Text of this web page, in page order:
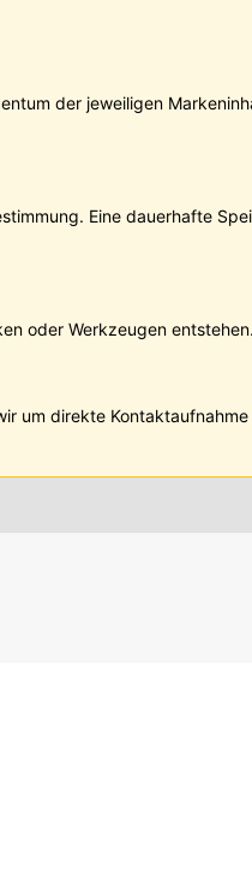
der jeweiligen
Eine dauerhafte
oder Werkzeugen entstehen.
um direkte